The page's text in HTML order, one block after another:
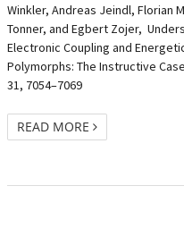
Winkler, Andreas Jeindl, Florian
Tonner, and Egbert Zojer,
Electronic Coupling and
Polymorphs: The Instructive
31, 7054–7069
READ MORE